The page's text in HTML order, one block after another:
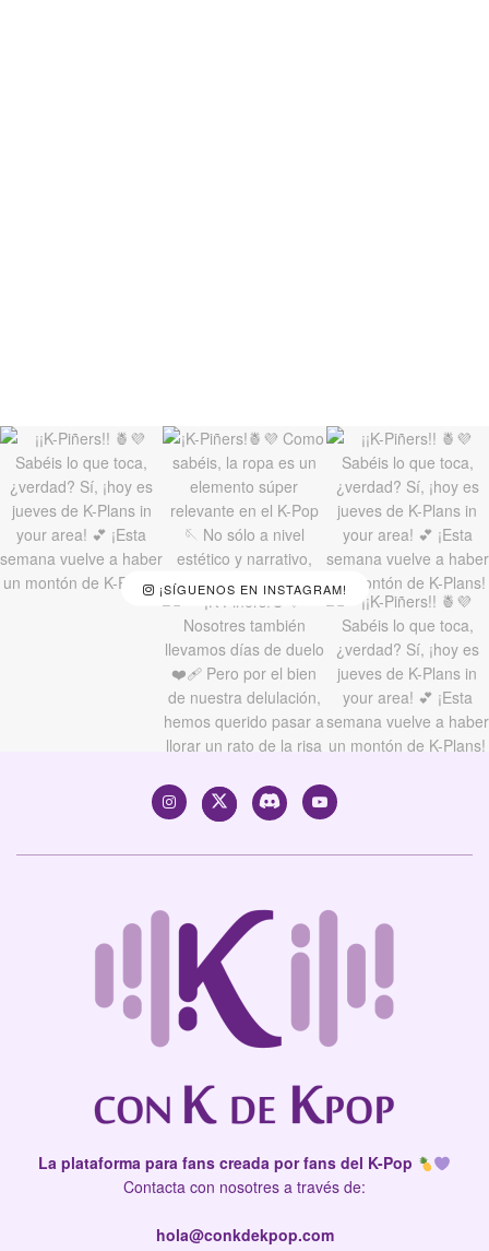
¡SÍGUENOS EN INSTAGRAM!
La plataforma para fans creada por fans del K-Pop
Contacta con nosotres a través de:
hola@conkdekpop.com